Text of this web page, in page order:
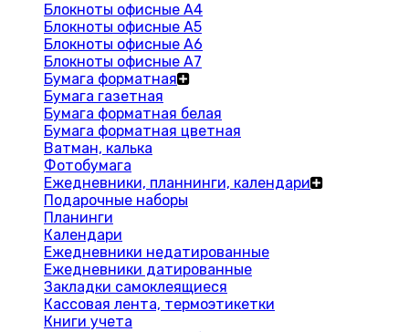
Блокноты офисные A4
Блокноты офисные A5
Блокноты офисные A6
Блокноты офисные A7
Бумага форматная
Бумага газетная
Бумага форматная белая
Бумага форматная цветная
Ватман, калька
Фотобумага
Ежедневники, планнинги, календари
Подарочные наборы
Планинги
Календари
Ежедневники недатированные
Ежедневники датированные
Закладки самоклеящиеся
Кассовая лента, термоэтикетки
Книги учета